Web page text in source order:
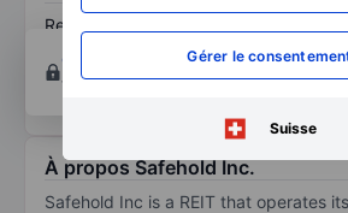
Gérer le
Suisse
Rendement des
Ouvrir un comptepour accéder à
techniques et d’analyse.
À propos Safehold Inc.
Safehold Inc is a REIT that operates